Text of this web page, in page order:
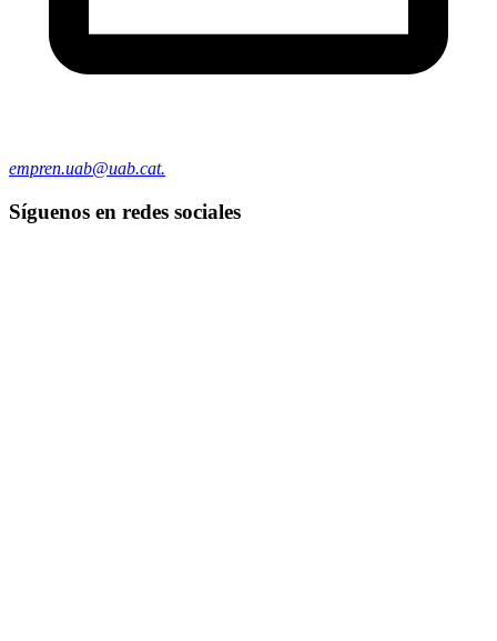
empren.uab@uab.cat.
Síguenos en redes sociales